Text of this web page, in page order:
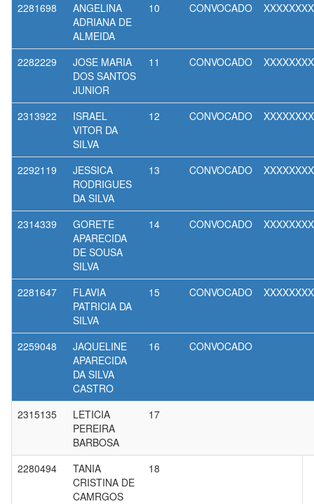
2281698
ANGELINA
ADRIANA DE
ALMEIDA
10 CONVOCADO
2282229
JOSE MARIA
DOS SANTOS
JUNIOR
11 CONVOCADO
2313922
ISRAEL
VITOR DA
SILVA
12 CONVOCADO
2292119
JESSICA
RODRIGUES
DA SILVA
13 CONVOCADO
2314339
GORETE
APARECIDA
DE SOUSA
SILVA
14 CONVOCADO
2281647
FLAVIA
PATRICIA DA
SILVA
15 CONVOCADO
2259048
JAQUELINE
APARECIDA
DA SILVA
CASTRO
16 CONVOCADO
2315135
LETICIA
PEREIRA
BARBOSA
17
2280494
TANIA
CRISTINA DE
CAMRGOS
18